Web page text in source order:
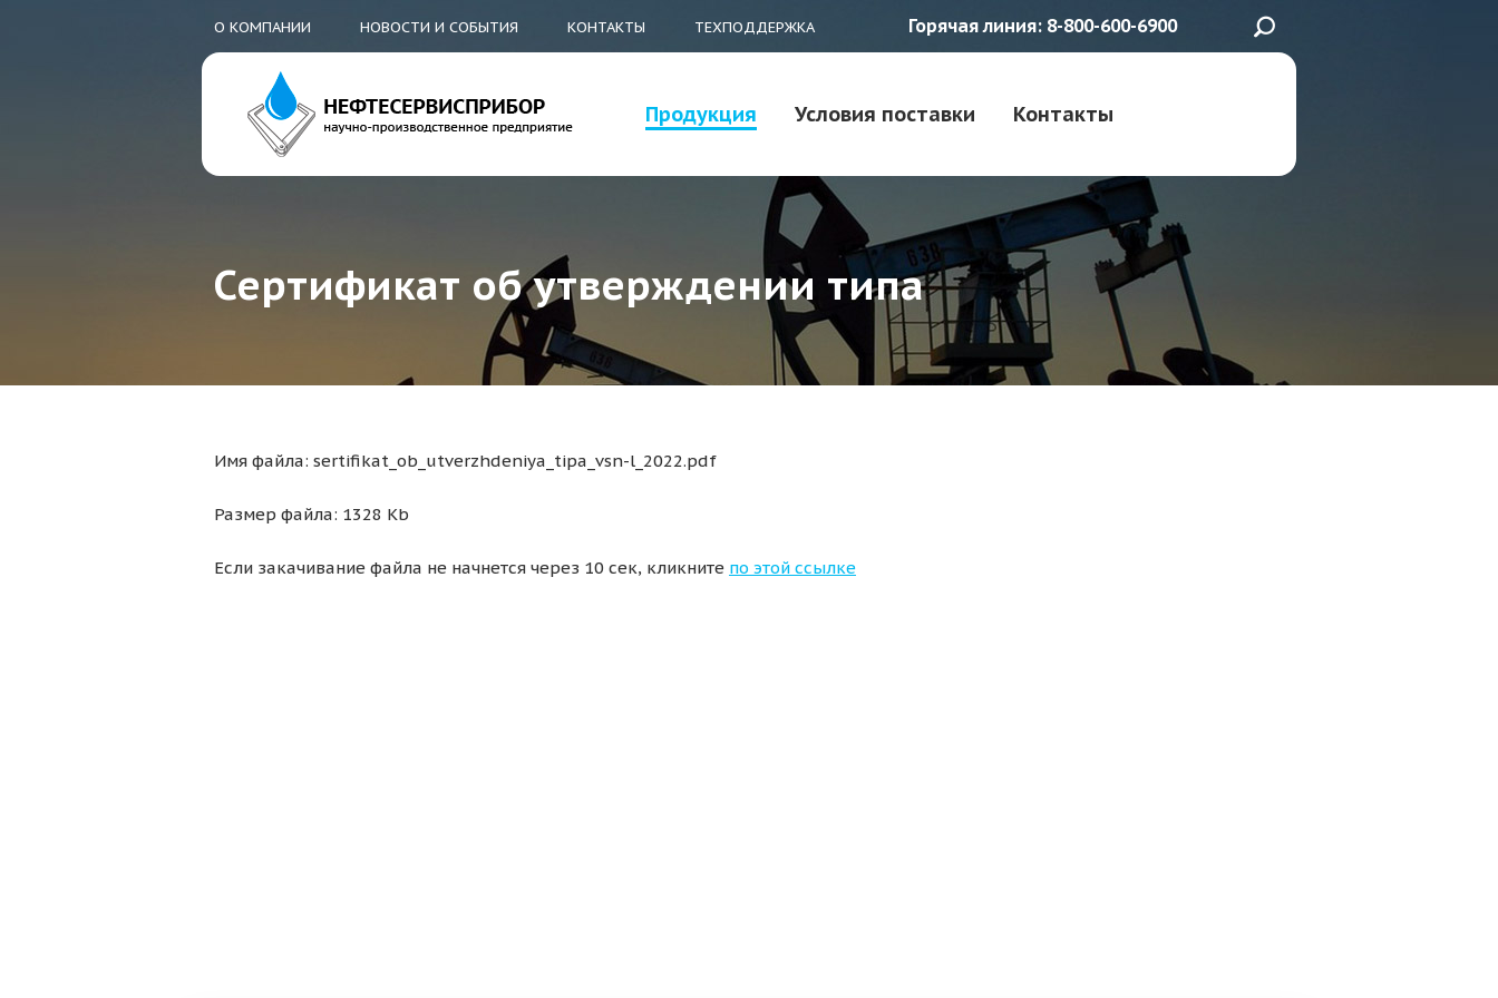
О КОМПАНИИ НОВОСТИ И СОБЫТИЯ КОНТАКТЫ ТЕХПОДДЕРЖКА Горячая линия: 8-800-600-6900
Продукция Условия поставки Контакты
Сертификат об утверждении типа
Имя файла: sertifikat_ob_utverzhdeniya_tipa_vsn-l_2022.pdf
Размер файла: 1328 Kb
Если закачивание файла не начнется через 10 сек, кликните по этой ссылке